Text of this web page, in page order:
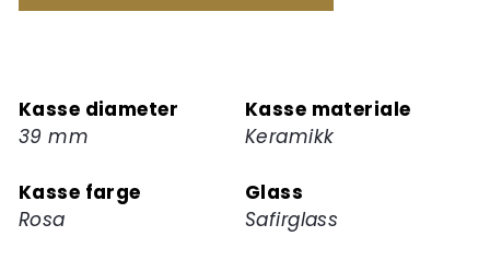
ventelisten
for
produktet
Kasse diameter
39 mm
Kasse materiale
Keramikk
Kasse farge
Rosa
Glass
Safirglass